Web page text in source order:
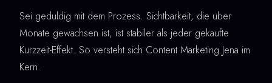
Sei geduldig mit dem Prozess. Sichtbarkeit, die über
Monate gewachsen ist, ist stabiler als jeder gekaufte
Kurzzeit-Effekt. So versteht sich Content Marketing Jena im
Kern.